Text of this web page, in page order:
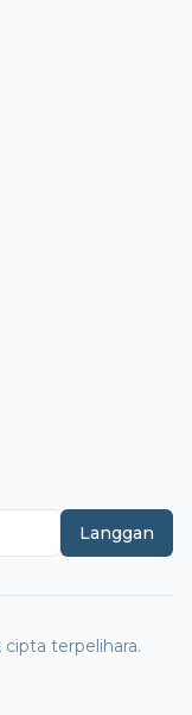
Langgan
terpelihara.